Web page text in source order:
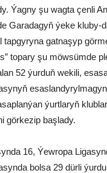
Ýagny şu wagta çenli
Garadagyň ýeke kluby-
tapgyryna gatnaşyp
topary şu möwsümde
52 ýurduň wekili,
ýurtlaryň
görkezip başlady.
16, Ýewropa
bolsa 29 dürli